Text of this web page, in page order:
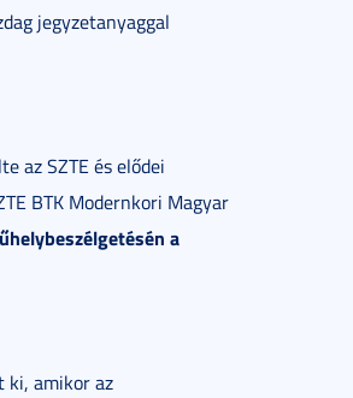
jegyzetanyaggal
az SZTE és elődei
BTK Modernkori Magyar
a
ki, amikor az